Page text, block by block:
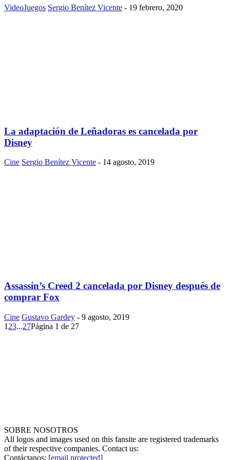
VideoJuegos Sergio Benítez Vicente - 19 febrero, 2020
La adaptación de Leñadoras es cancelada por
Disney
Cine Sergio Benítez Vicente - 14 agosto, 2019
Assassin’s Creed 2 cancelada por Disney después de
comprar Fox
Cine Gustavo Gardey - 9 agosto, 2019
1 23...27Página 1 de 27
SOBRE NOSOTROS
All logos and images used on this fansite are registered trademarks
of their respective companies. Contact us:
Contáctanos: [email protected]